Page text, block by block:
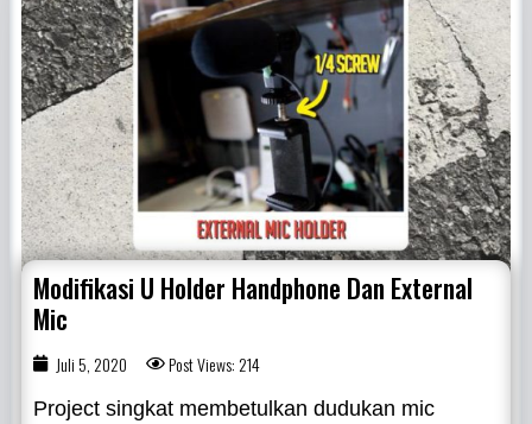
Modifikasi U Holder Handphone Dan External
Mic
Juli 5, 2020 Post Views: 214
Project singkat membetulkan dudukan mic